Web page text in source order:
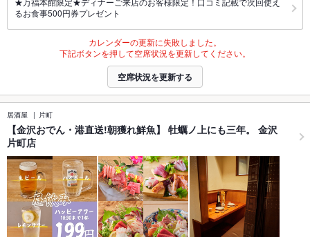
るお食事500円券プレゼント
カレンダーの更新に失敗しました。
下記ボタンを押して空席状況を更新してください。
空席状況を更新する
居酒屋 片町
【金沢おでん・港直送!朝獲れ鮮魚】 牡蠣ノ上にも三年。 金沢
片町店